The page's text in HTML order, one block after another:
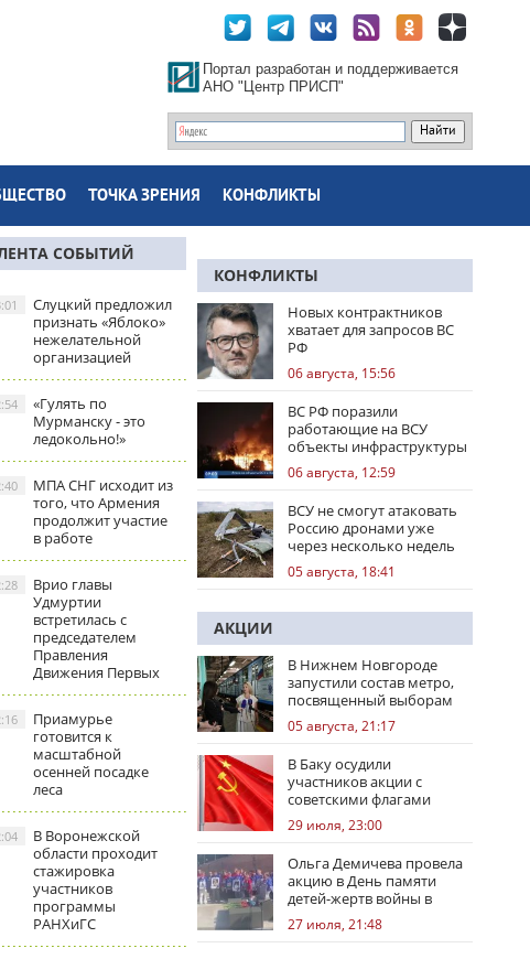
Портал разработан и поддерживается
АНО "Центр ПРИСП"
ТОЧКА ЗРЕНИЯ КОНФЛИКТЫ
СОБЫТИЙ
Слуцкий предложил
признать «Яблоко»
нежелательной
организацией
«Гулять по
Мурманску - это
ледокольно!»
МПА СНГ исходит из
того, что Армения
продолжит участие
в работе
Врио главы
Удмуртии
встретилась с
председателем
Правления
Движения Первых
Приамурье
готовится к
масштабной
осенней посадке
леса
В Воронежской
области проходит
стажировка
участников
программы
РАНХиГС
КОНФЛИКТЫ
Новых контрактников
хватает для запросов ВС
РФ
06 августа, 15:56
ВС РФ поразили
работающие на ВСУ
объекты инфраструктуры
и центры логистики
06 августа, 12:59
ВСУ не смогут атаковать
Россию дронами уже
через несколько недель
05 августа, 18:41
АКЦИИ
В Нижнем Новгороде
запустили состав метро,
посвященный выборам
05 августа, 21:17
В Баку осудили
участников акции с
советскими флагами
29 июля, 23:00
Ольга Демичева провела
акцию в День памяти
детей-жертв войны в
Донбассе
27 июля, 21:48